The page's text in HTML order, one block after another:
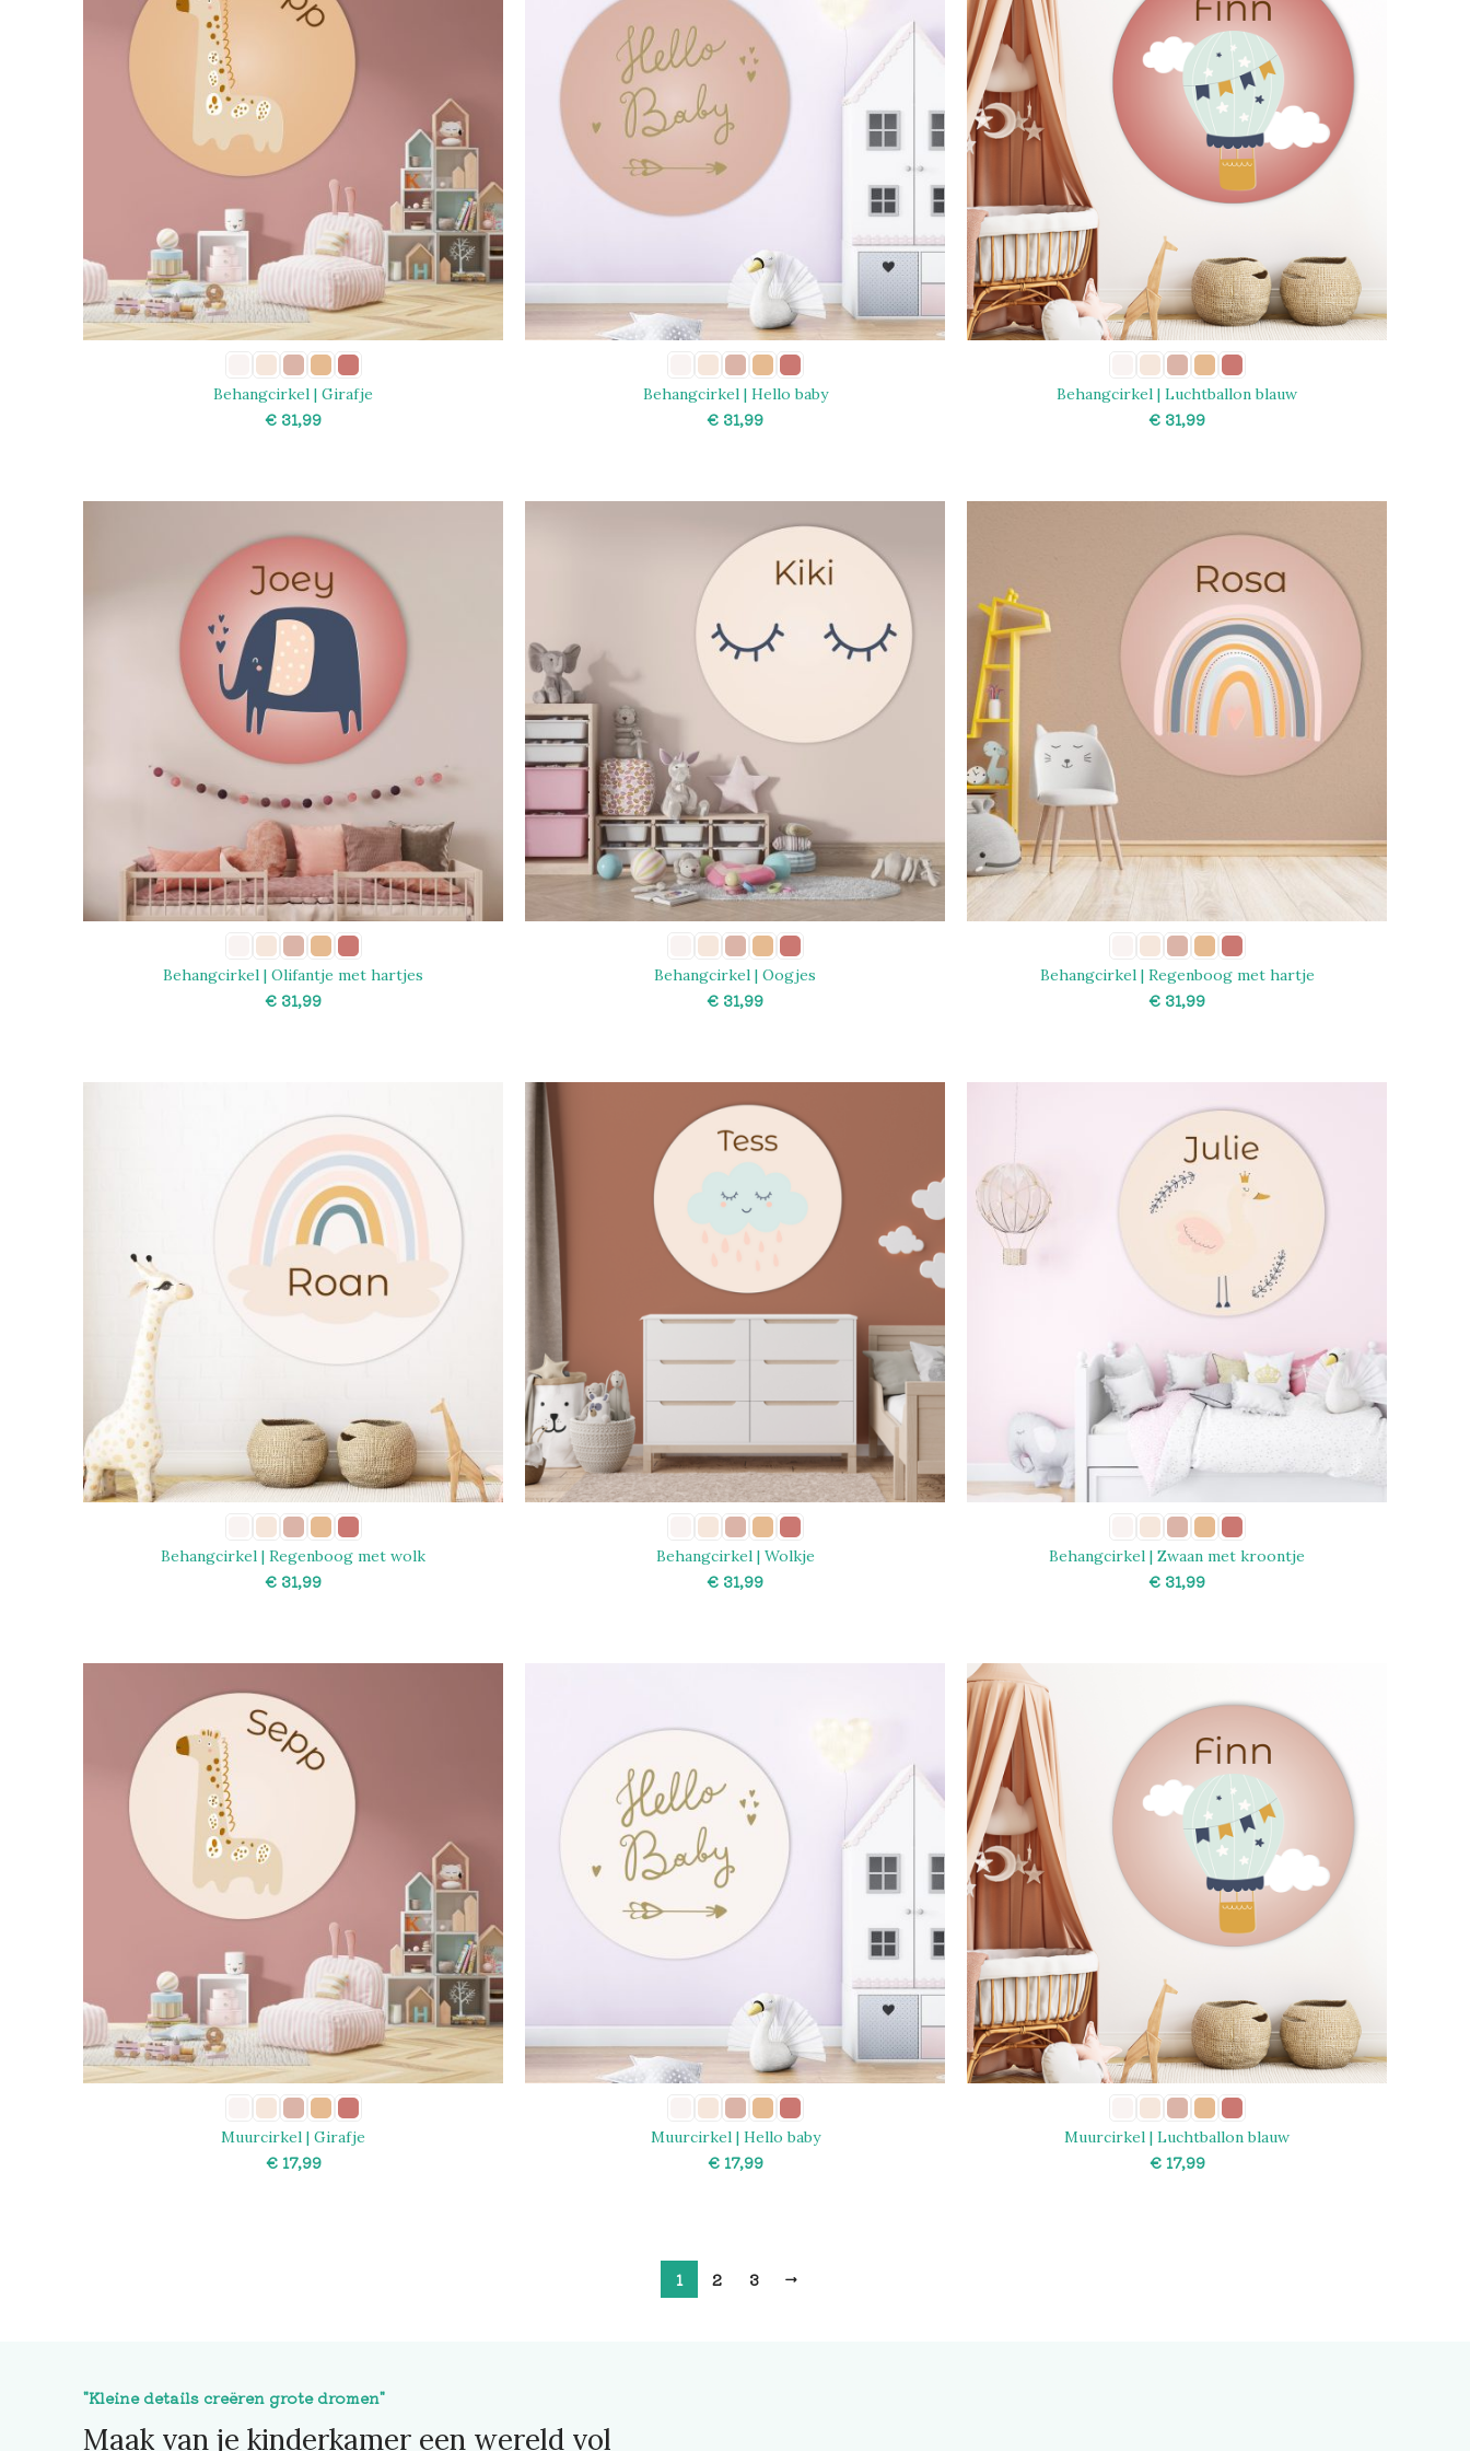
Behangcirkel | Girafje
€
Behangcirkel | Hello baby
€
Behangcirkel | Luchtballon blauw
€
Behangcirkel | Olifantje met hartjes
€
Behangcirkel | Oogjes
€
Behangcirkel | Regenboog met hartje
€
Behangcirkel | Regenboog met wolk
€
Behangcirkel | Wolkje
€
Behangcirkel | Zwaan met kroontje
€
Muurcirkel | Girafje
€
Muurcirkel | Hello baby
€
Muurcirkel | Luchtballon blauw
€
1 2 3 →
"Kleine details creëren grote dromen"
Maak van je kinderkamer een wereld vol